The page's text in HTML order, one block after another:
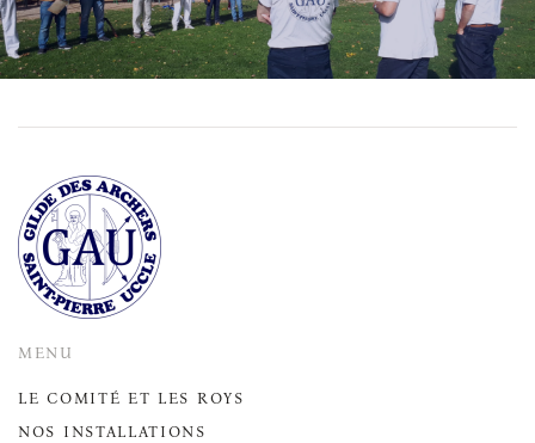
MENU
LE COMITÉ ET LES ROYS
NOS INSTALLATIONS